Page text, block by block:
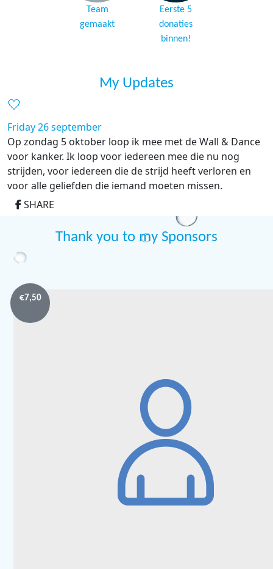
Team
gemaakt
Eerste 5
donaties
binnen!
My Updates
🤍
Friday 26 september
Op zondag 5 oktober loop ik mee met de Wall & Dance
voor kanker. Ik loop voor iedereen mee die nu nog
strijden, voor iedereen die de strijd heeft verloren en
voor alle geliefden die iemand moeten missen.
SHARE
Thank you to my Sponsors
€7,50